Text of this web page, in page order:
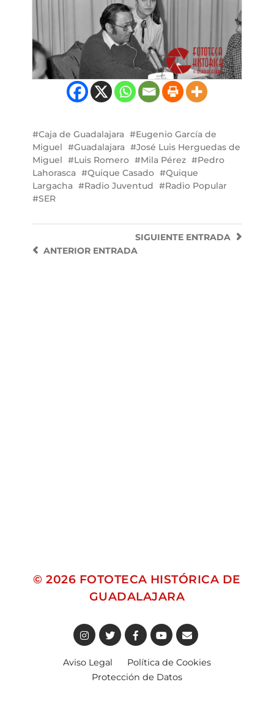
Caja de Guadalajara
Eugenio García de
Miguel
Guadalajara
José Luis Herguedas de
Miguel
Luis Romero Mila Pérez
Pedro
Lahorasca
Quique Casado
Quique
Largacha
Radio Juventud
Radio Popular
SER
SIGUIENTE ENTRADA
ANTERIORENTRADA
© 2026 FOTOTECA HISTÓRICA DE
GUADALAJARA
Aviso Legal
Política de Cookies
Protección de Datos